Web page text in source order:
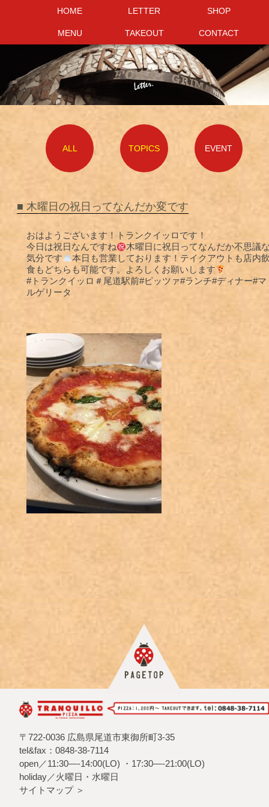
HOME LETTER SHOP
MENU TAKEOUT CONTACT
HOME LETTER SHOP
MENU TAKEOUT CONTACT
ALL TOPICS EVENT
■ 木曜日の祝日ってなんだか変です
おはようございます！トランクイッロです！
今日は祝日なんですね
木曜日に祝日ってなんだか不思議
気分です
本日も営業しております！テイクアウトも店内
食もどちらも可能です。よろしくお願いします
#トランクイッロ＃尾道駅前#ピッツァ#ランチ#ディナー#マ
ルゲリータ
〒722-0036 広島県尾道市東御所町3-35
tel&fax：0848-38-7114
open／11:30—-14:00(LO) ・17:30—-21:00(LO)
holiday／火曜日・水曜日
サイトマップ ＞